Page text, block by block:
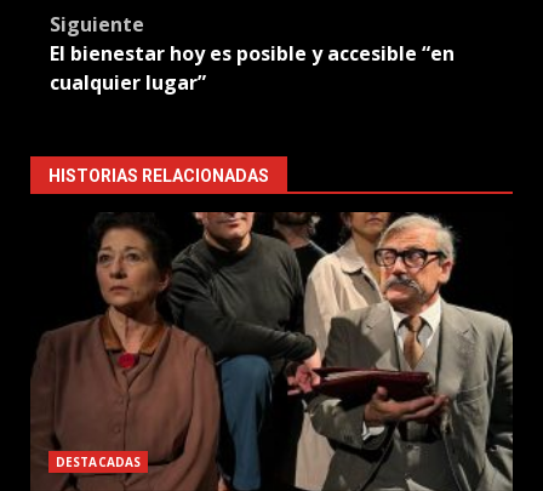
Siguiente
El bienestar hoy es posible y accesible “en
cualquier lugar”
HISTORIAS RELACIONADAS
DESTACADAS